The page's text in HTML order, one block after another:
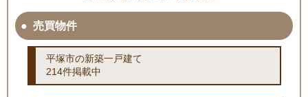
売買物件
平塚市の新築一戸建て
214件掲載中